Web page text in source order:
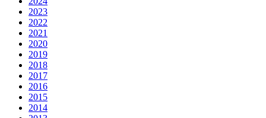
2023
2022
2021
2020
2019
2018
2017
2016
2015
2014